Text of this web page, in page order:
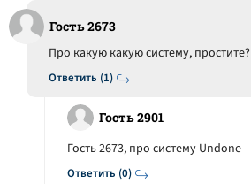
Гость 2673
Ответить (1)
Про какую какую систему, простите?
Гость 2901
Ответить (0)
Гость 2673, про систему Undone